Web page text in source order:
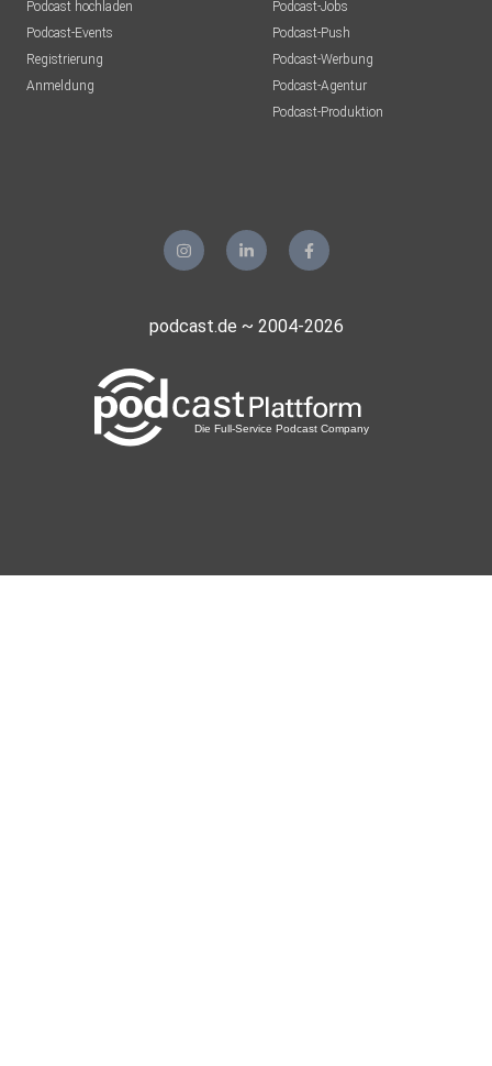
Podcast hochladen
Podcast-Events
Registrierung
Anmeldung
Podcast-Jobs
Podcast-Push
Podcast-Werbung
Podcast-Agentur
Podcast-Produktion
podcast.de ~ 2004-2026